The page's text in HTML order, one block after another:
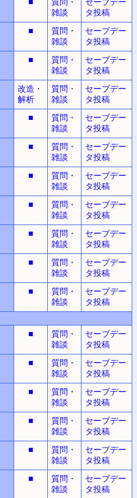
雑談
タ投稿
■
質問・
雑談
セーブデー
タ投稿
■
質問・
雑談
セーブデー
タ投稿
改造・
解析
質問・
雑談
セーブデー
タ投稿
■
質問・
雑談
セーブデー
タ投稿
■
質問・
雑談
セーブデー
タ投稿
■
質問・
雑談
セーブデー
タ投稿
■
質問・
雑談
セーブデー
タ投稿
■
質問・
雑談
セーブデー
タ投稿
■
質問・
雑談
セーブデー
タ投稿
■
質問・
雑談
セーブデー
タ投稿
■
質問・
雑談
セーブデー
タ投稿
■
質問・
雑談
セーブデー
タ投稿
■
質問・
雑談
セーブデー
タ投稿
■
質問・
雑談
セーブデー
タ投稿
■
質問・
雑談
セーブデー
タ投稿
■
質問・
雑談
セーブデー
タ投稿